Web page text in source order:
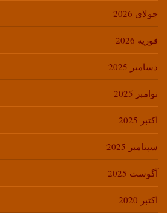
جولای 2026
فوریه 2026
دسامبر 2025
نوامبر 2025
اکتبر 2025
سپتامبر 2025
آگوست 2025
اکتبر 2020